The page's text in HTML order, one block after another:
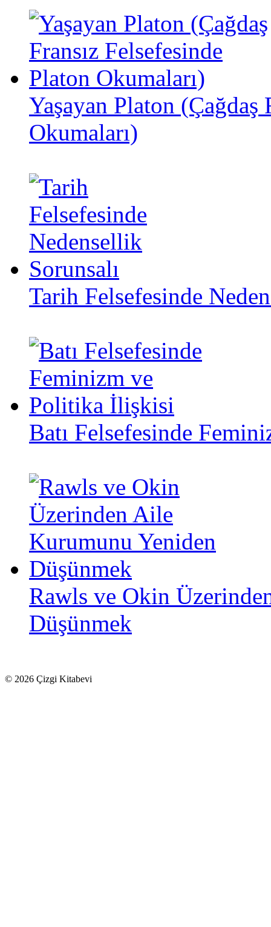
Yaşayan Platon (Çağdaş
Okumaları)
Tarih Felsefesinde
Batı Felsefesinde
Rawls ve Okin
Düşünmek
© 2026 Çizgi Kitabevi